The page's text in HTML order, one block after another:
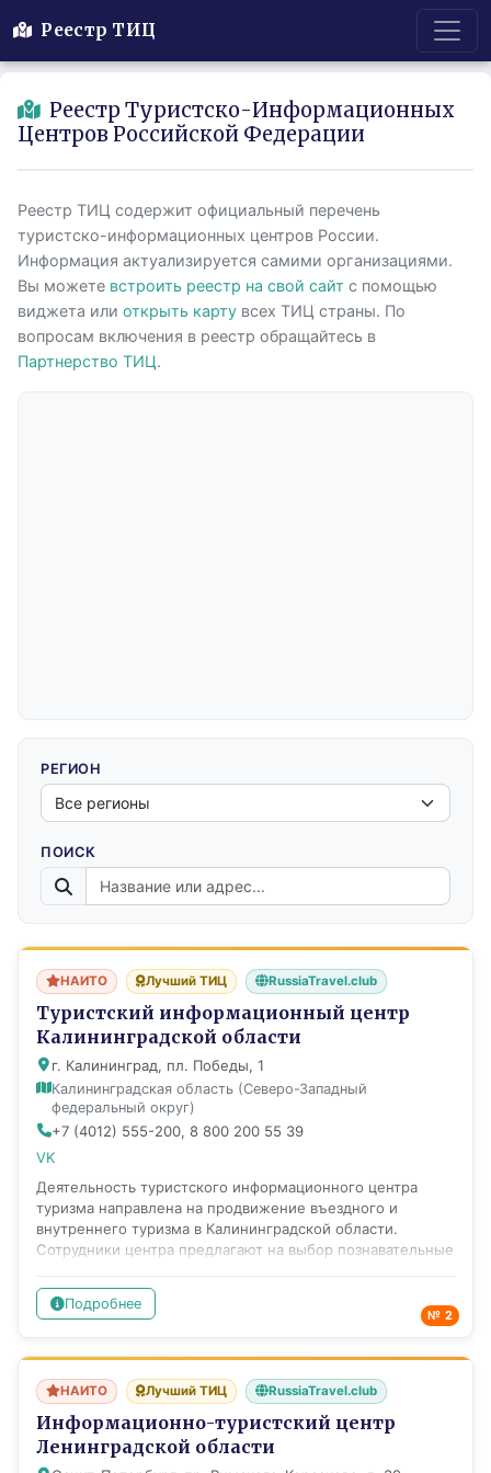
Реестр ТИЦ
Реестр Туристско-Информационных
Центров Российской Федерации
Реестр ТИЦ содержит официальный перечень
туристско-информационных центров России.
Информация актуализируется самими организациями.
Вы можете встроить реестр на свой сайт с помощью
виджета или открыть карту всех ТИЦ страны. По
вопросам включения в реестр обращайтесь в
Партнерство ТИЦ.
РЕГИОН
ПОИСК
НАИТО Лучший ТИЦ RussiaTravel.club
Туристский информационный центр
Калининградской области
г. Калининград, пл. Победы, 1
Калининградская область (Северо-Западный
федеральный округ)
+7 (4012) 555-200, 8 800 200 55 39
VK
Деятельность туристского информационного центра
туризма направлена на продвижение въездного и
внутреннего туризма в Калининградской области.
Сотрудники центра предлагают на выбор познавательные
области, оказывают помощь в поиске проката
автомобилей и велосипедов, аренды автобусов, найме
о транспорте и средствах размещения, городском,
регионе, событийных и культурных мероприятиях. На
информационных стойках в офисах ТИЦ региона,
аэропорту "Храброво", интернет-портале центра можно
найти всю полезную информацию о регионе, карты-
Подробнее
№ 2
НАИТО Лучший ТИЦ RussiaTravel.club
Информационно-туристский центр
Ленинградской области